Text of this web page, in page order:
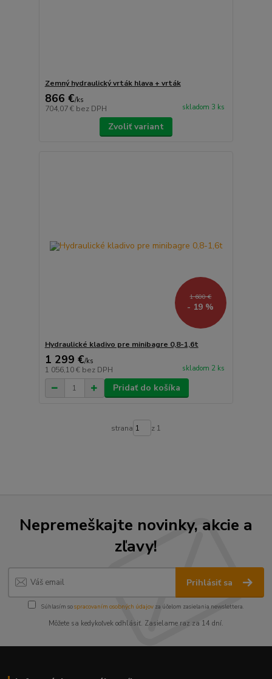
Zemný hydraulický vrták hlava + vrták
866 €/ks
704,07 € bez DPH skladom 3 ks
Zvoliť variant
1 600 €
- 19 %
Hydraulické kladivo pre minibagre 0,8-1,6t
1 299 €/ks
1 056,10 € bez DPH skladom 2 ks
Pridať do košíka
strana z 1
Nepremeškajte novinky, akcie a
zľavy!
Prihlásiť sa
Súhlasím sospracovaním osobných údajov za účelom zasielania newslettera.
Môžete sa kedykoľvek odhlásiť. Zasielame raz za 14 dní.